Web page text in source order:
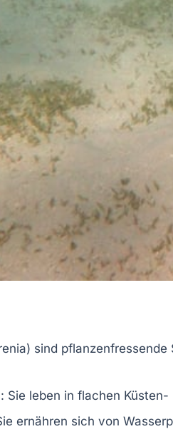
sind pflanzenfressende
: Sie leben in flachen
ernähren sich von